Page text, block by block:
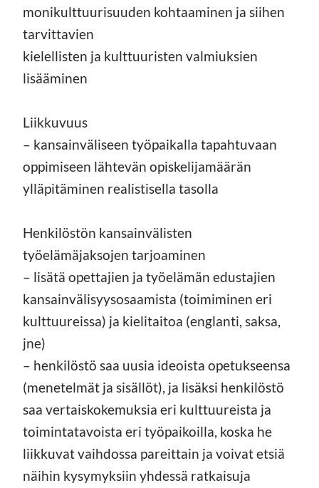
monikulttuurisuuden kohtaaminen ja siihen
tarvittavien
kielellisten ja kulttuuristen valmiuksien
lisääminen
Liikkuvuus
– kansainväliseen työpaikalla tapahtuvaan
oppimiseen lähtevän opiskelijamäärän
ylläpitäminen realistisella tasolla
Henkilöstön kansainvälisten
työelämäjaksojen tarjoaminen
– lisätä opettajien ja työelämän edustajien
kansainvälisyysosaamista (toimiminen eri
kulttuureissa) ja kielitaitoa (englanti, saksa,
jne)
– henkilöstö saa uusia ideoista opetukseensa
(menetelmät ja sisällöt), ja lisäksi henkilöstö
saa vertaiskokemuksia eri kulttuureista ja
toimintatavoista eri työpaikoilla, koska he
liikkuvat vaihdossa pareittain ja voivat etsiä
näihin kysymyksiin yhdessä ratkaisuja